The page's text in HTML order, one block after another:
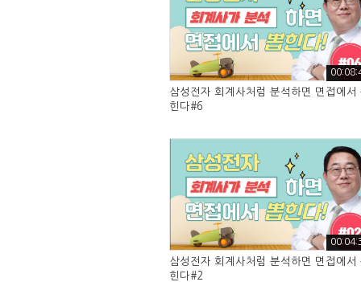
삼성전자 회계사처럼 분석하면 면접에서
힌다#6
삼성전자 회계사처럼 분석하면 면접에서
힌다#2